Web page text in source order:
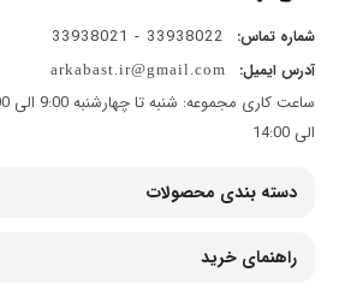
شماره تماس: 33938022 - 33938021
آدرس ایمیل: arkabast.ir@gmail.com
الی 14:00
دسته بندی محصولات
راهنمای خرید